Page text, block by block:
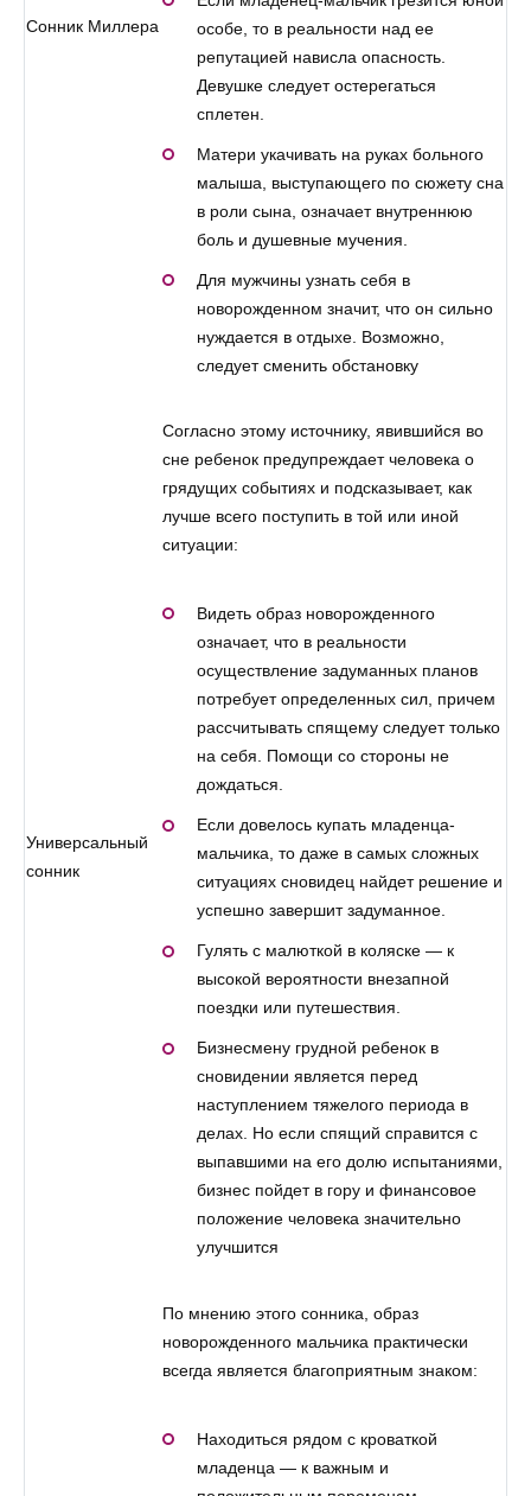
Сонник Миллера
особе, то в реальности над ее
репутацией нависла опасность.
Девушке следует остерегаться
сплетен.
Матери укачивать на руках больного
малыша, выступающего по сюжету сна
в роли сына, означает внутреннюю
боль и душевные мучения.
Для мужчины узнать себя в
новорожденном значит, что он сильно
нуждается в отдыхе. Возможно,
следует сменить обстановку
Универсальный
сонник
Согласно этому источнику, явившийся во
сне ребенок предупреждает человека о
грядущих событиях и подсказывает, как
лучше всего поступить в той или иной
ситуации:
Видеть образ новорожденного
означает, что в реальности
осуществление задуманных планов
потребует определенных сил, причем
рассчитывать спящему следует только
на себя. Помощи со стороны не
дождаться.
Если довелось купать младенца-
мальчика, то даже в самых сложных
ситуациях сновидец найдет решение и
успешно завершит задуманное.
Гулять с малюткой в коляске — к
высокой вероятности внезапной
поездки или путешествия.
Бизнесмену грудной ребенок в
сновидении является перед
наступлением тяжелого периода в
делах. Но если спящий справится с
выпавшими на его долю испытаниями,
бизнес пойдет в гору и финансовое
положение человека значительно
улучшится
По мнению этого сонника, образ
новорожденного мальчика практически
всегда является благоприятным знаком:
Находиться рядом с кроваткой
младенца — к важным и